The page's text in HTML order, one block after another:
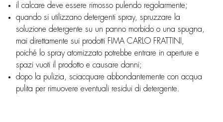
il calcare deve essere rimosso pulendo regolarmente;
quando si utilizzano detergenti spray, spruzzare la
soluzione detergente su un panno morbido o una spugna,
mai direttamente sui prodotti FIMA CARLO FRATTINI,
poiché lo spray atomizzato potrebbe entrare in aperture e
spazi vuoti il prodotto e causare danni;
dopo la pulizia, sciacquare abbondantemente con acqua
pulita per rimuovere eventuali residui di detergente.